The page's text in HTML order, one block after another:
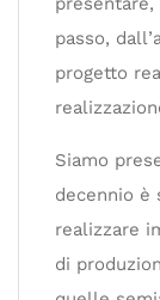
passo,
progetto
Siamo
decennio è
realizzare
di